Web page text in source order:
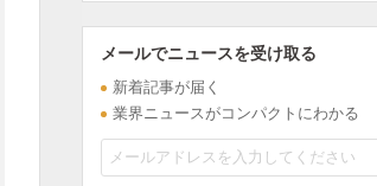
メールでニュースを受け取る
新着記事が届く
業界ニュースがコンパクトにわかる